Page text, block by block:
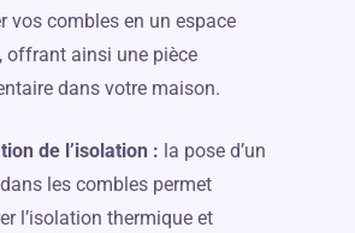
vos combles en un espace
offrant ainsi une pièce
dans votre maison.
de l’isolation : la pose d’un
les combles permet
l’isolation thermique et